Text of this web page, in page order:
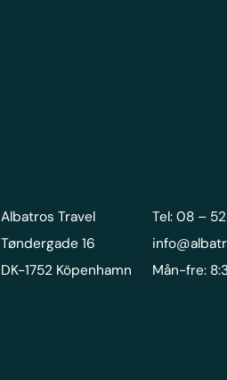
Albatros Travel
Tøndergade 16
DK-1752 Köpenhamn
Tel: 08 –
Mån-fre: